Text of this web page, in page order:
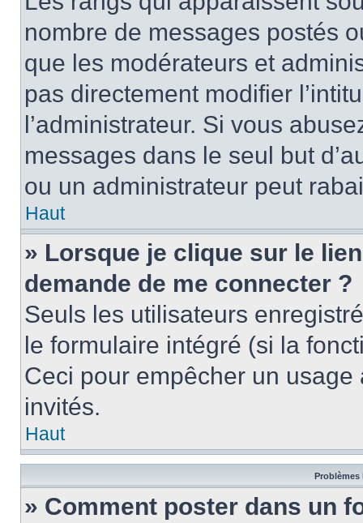
nombre de messages postés
que les modérateurs et
pas directement modifier
l’administrateur. Si vous
messages dans le seul but
ou un administrateur peut
Haut
» Lorsque je clique sur le
demande de me connecter ?
Seuls les utilisateurs
le formulaire intégré (si la
Ceci pour empêcher un
invités.
Haut
Problèmes
» Comment poster dans un